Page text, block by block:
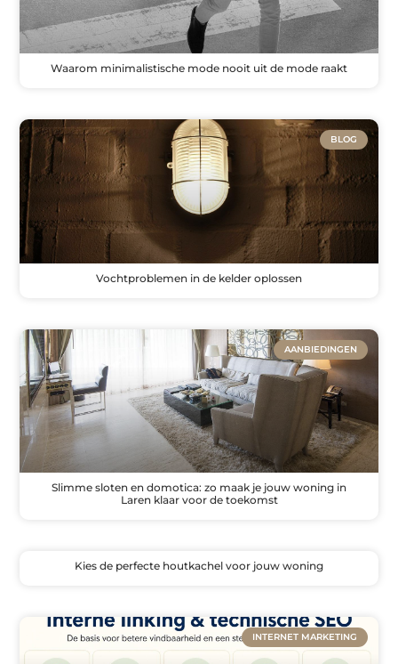
Waarom minimalistische mode nooit uit de mode raakt
BLOG
Vochtproblemen in de kelder oplossen
AANBIEDINGEN
Slimme sloten en domotica: zo maak je jouw woning in
Laren klaar voor de toekomst
Kies de perfecte houtkachel voor jouw woning
INTERNET MARKETING